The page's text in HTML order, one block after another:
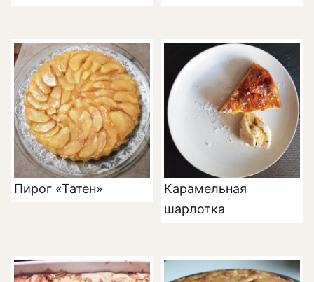
Пирог «Татен»
Карамельная
шарлотка